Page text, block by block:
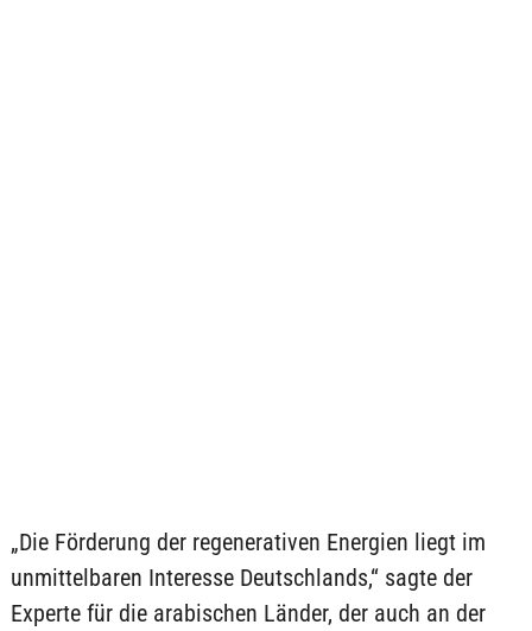
„Die Förderung der regenerativen Energien liegt im
unmittelbaren Interesse Deutschlands,“ sagte der
Experte für die arabischen Länder, der auch an der